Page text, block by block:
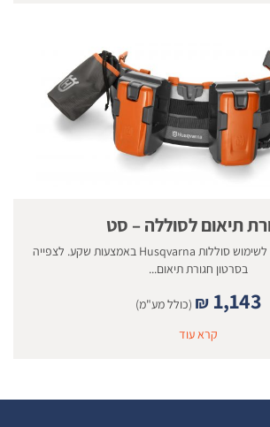
תיאום לסוללה – סט
מכלול מערכת FLEXI לשימוש סוללות Husqvarna באמצעות שקע. לצפייה
בסרטון חגורת תיאום...
₪ 1,143
(כולל מע"מ)
קרא עוד